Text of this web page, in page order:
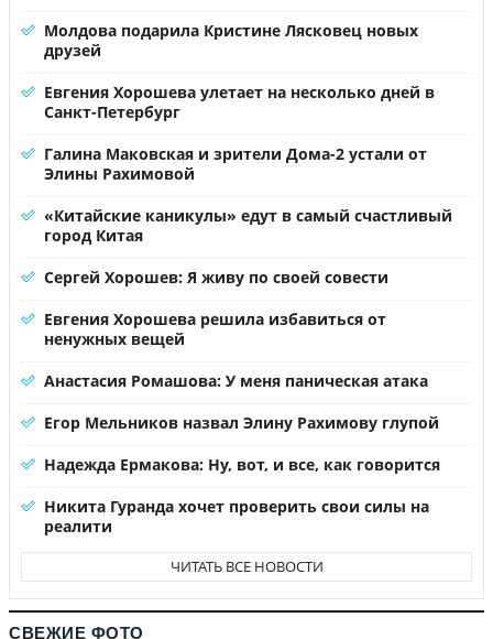
Молдова подарила Кристине Лясковец новых
друзей
Евгения Хорошева улетает на несколько дней в
Санкт-Петербург
Галина Маковская и зрители Дома-2 устали от
Элины Рахимовой
«Китайские каникулы» едут в самый счастливый
город Китая
Сергей Хорошев: Я живу по своей совести
Евгения Хорошева решила избавиться от
ненужных вещей
Анастасия Ромашова: У меня паническая атака
Егор Мельников назвал Элину Рахимову глупой
Надежда Ермакова: Ну, вот, и все, как говорится
Никита Гуранда хочет проверить свои силы на
реалити
ЧИТАТЬ ВСЕ НОВОСТИ
СВЕЖИЕ ФОТО